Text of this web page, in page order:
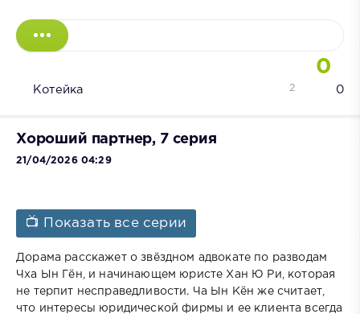
0
Котейка 0
2
Хороший партнер, 7 серия
21/04/2026 04:29
📺 Показать все серии
Дорама расскажет о звёздном адвокате по разводам
Чха Ын Гён, и начинающем юристе Хан Ю Ри, которая
не терпит несправедливости. Ча Ын Кён же считает,
что интересы юридической фирмы и ее клиента всегда